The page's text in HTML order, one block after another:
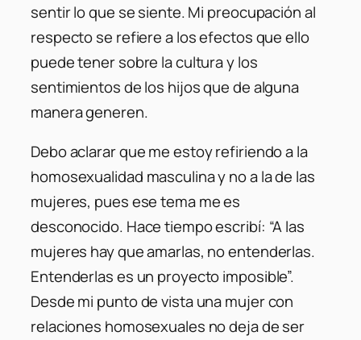
sentir lo que se siente. Mi preocupación al
respecto se refiere a los efectos que ello
puede tener sobre la cultura y los
sentimientos de los hijos que de alguna
manera generen.
Debo aclarar que me estoy refiriendo a la
homosexualidad masculina y no a la de las
mujeres, pues ese tema me es
desconocido. Hace tiempo escribí: “A las
mujeres hay que amarlas, no entenderlas.
Entenderlas es un proyecto imposible”.
Desde mi punto de vista una mujer con
relaciones homosexuales no deja de ser